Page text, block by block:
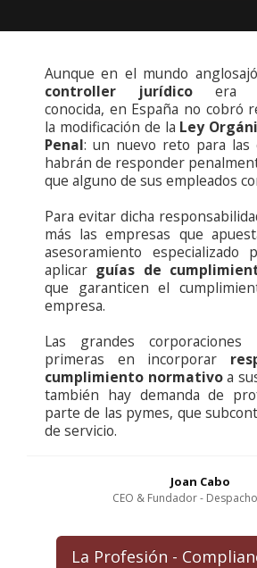
Aunque en el mundo
controller jurídicoera
conocida, en España no cobró
la modificación de la Ley
Penal: un nuevo reto para las
habrán de responder
que alguno de sus empleados
Para evitar dicha
más las empresas que
asesoramiento especializado
aplicar guías de
que garanticen el
empresa.
Las grandes
primeras en incorporar
cumplimiento normativoa
también hay demanda de
parte de las pymes, que
de servicio.
Joan Cabo
CEO & Fundador -
La Profesión -